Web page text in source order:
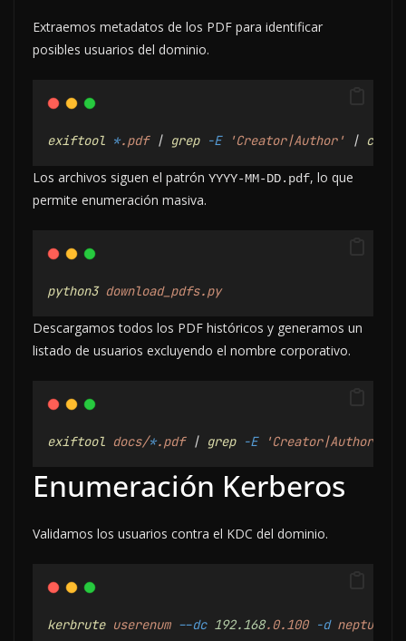
Extraemos metadatos de los PDF para identificar
posibles usuarios del dominio.
exiftool *.pdf | grep -E 'Creator|Author' | cut
Los archivos siguen el patrón YYYY-MM-DD.pdf, lo que
permite enumeración masiva.
python3 download_pdfs.py
Descargamos todos los PDF históricos y generamos un
listado de usuarios excluyendo el nombre corporativo.
exiftool docs/*.pdf | grep -E 'Creator|Author'
Enumeración Kerberos
Validamos los usuarios contra el KDC del dominio.
kerbrute userenum --dc 192.168.0.100 -d